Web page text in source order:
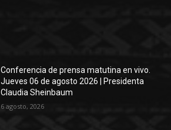
Conferencia de prensa matutina en vivo.
Jueves 06 de agosto 2026 | Presidenta
Claudia Sheinbaum
6 agosto, 2026